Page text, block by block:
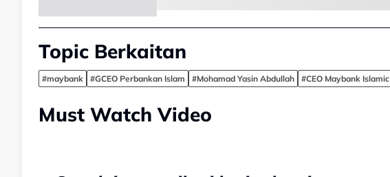
Topic Berkaitan
#maybank #GCEO Perbankan Islam #Mohamad Yasin Abdullah #CEO Maybank Islamic
Must Watch Video